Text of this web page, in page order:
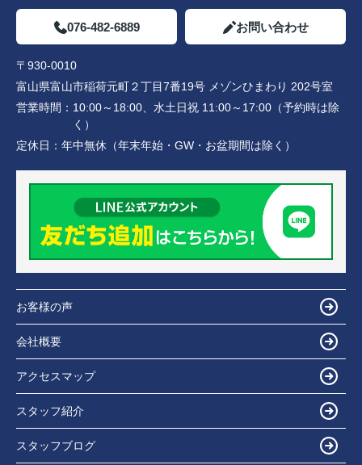
076-482-6889 お問い合わせ
〒930-0010
富山県富山市稲荷元町２丁目7番19号 メゾンひまわり 202号室
営業時間： 10:00～18:00、水土日祝 11:00～17:00（予約時は除
く）
定休日： 年中無休（年末年始・GW・お盆期間は除く）
お客様の声
会社概要
アクセスマップ
スタッフ紹介
スタッフブログ